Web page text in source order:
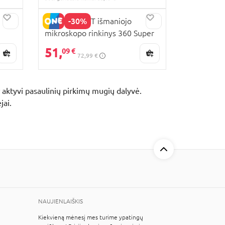
-30%
EASTCOLIGHT išmaniojo
mikroskopo rinkinys 360 Super
51,09 €
72,99 €
pasaulinių pirkimų mugių dalyvė.
NAUJIENLAIŠKIS
Kiekvieną mėnesį mes turime ypatingų